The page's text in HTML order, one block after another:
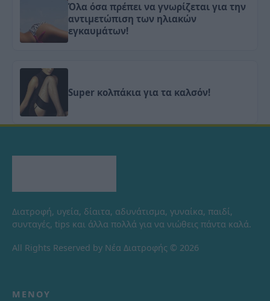
Όλα όσα πρέπει να γνωρίζεται για την
αντιμετώπιση των ηλιακών
εγκαυμάτων!
Super κολπάκια για τα καλσόν!
Διατροφή, υγεία, δίαιτα, αδυνάτισμα, γυναίκα, παιδί,
συνταγές, tips και άλλα πολλά για να νιώθεις πάντα καλά.
All Rights Reserved by Νέα Διατροφής © 2026
ΜΕΝΟΎ